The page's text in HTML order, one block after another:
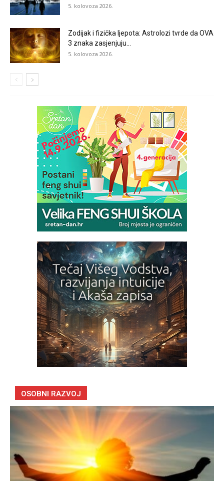
5. kolovoza 2026.
Zodijak i fizička ljepota: Astrolozi tvrde da OVA
3 znaka zasjenjuju...
5. kolovoza 2026.
OSOBNI RAZVOJ